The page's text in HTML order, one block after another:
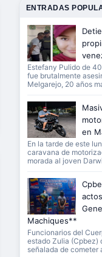
ENTRADAS
Estefany Pulido de
fue brutalmente
Melgarejo, 20 años
en
En la tarde de este
caravana de
morada al joven
Machiques**
Funcionarios del
estado Zulia (Cpbez)
señalada de cometer